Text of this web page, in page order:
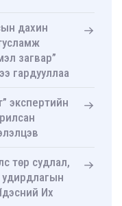
дахин
загвар”
гардууллаа
экспертийн
төр судлал,
Их